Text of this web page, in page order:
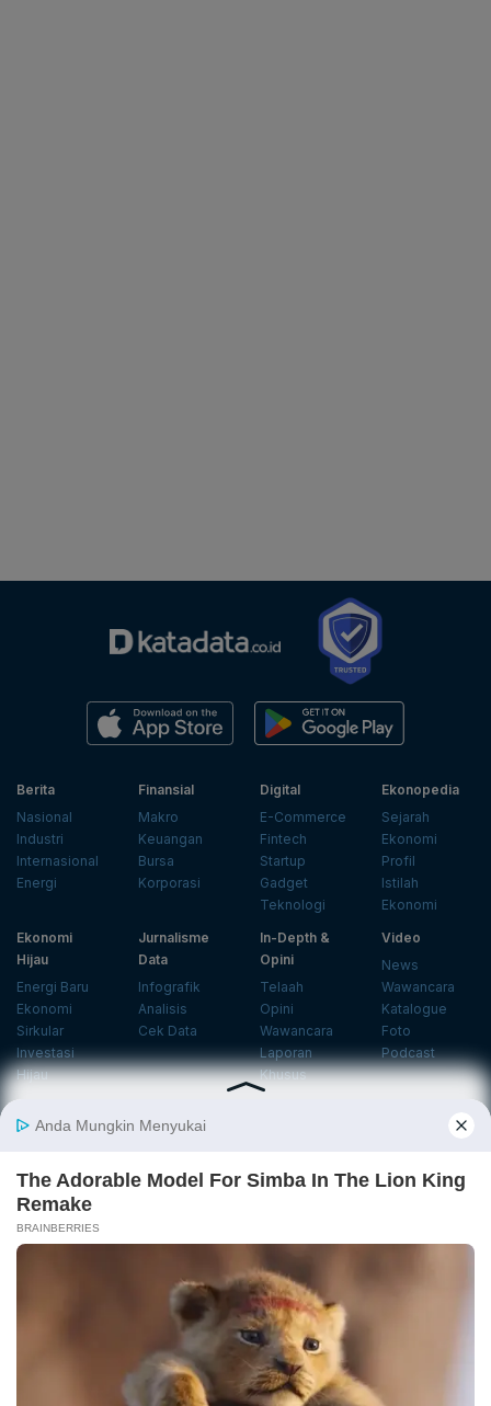
Berita
Nasional
Industri
Internasional
Energi
Finansial
Makro
Keuangan
Bursa
Korporasi
Digital
E-Commerce
Fintech
Startup
Gadget
Teknologi
Ekonopedia
Sejarah
Ekonomi
Profil
Istilah
Ekonomi
Ekonomi
Hijau
Energi Baru
Ekonomi
Sirkular
Investasi
Hijau
Jurnalisme
Data
Infografik
Analisis
Cek Data
In-Depth &
Opini
Telaah
Opini
Wawancara
Laporan
Khusus
Video
News
Wawancara
Katalogue
Foto
Podcast
Indeks
Insight
Center
Event